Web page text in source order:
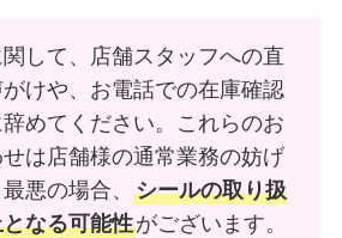
して、店舗スタッフへの直
けや、お電話での在庫確認
めてください。これらのお
は店舗様の通常業務の妨げ
最悪の場合、シールの取り扱
なる可能性がございます。